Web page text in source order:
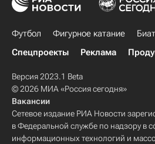
Футбол Фигурное катание
Спецпроекты
Реклама
Версия 2023.1 Beta
© 2026 МИА «Россия сегодня»
Вакансии
Сетевое издание РИА Новости
в Федеральной службе по надзору в
информационных технологий и